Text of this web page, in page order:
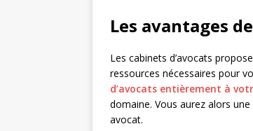
Les avantages
Les cabinets d’avocats
ressources nécessaires pour
d’avocats entièrement à
domaine. Vous aurez alors
avocat.